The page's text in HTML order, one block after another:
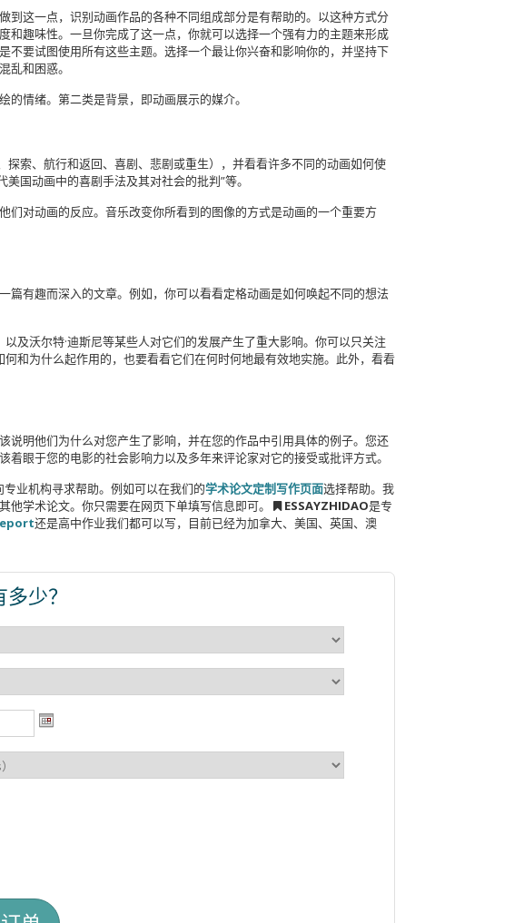
这一点，识别动画作品的各种不同组成部分是有帮助的。以这种方式分
趣味性。一旦你完成了这一点，你就可以选择一个强有力的主题来形成
要试图使用所有这些主题。选择一个最让你兴奋和影响你的，并坚持下
乱和困惑。
情绪。第二类是背景，即动画展示的媒介。
索、航行和返回、喜剧、悲剧或重生），并看看许多不同的动画如何使
国动画中的喜剧手法及其对社会的批判”等。
对动画的反应。音乐改变你所看到的图像的方式是动画的一个重要方
有趣而深入的文章。例如，你可以看看定格动画是如何唤起不同的想法
及沃尔特·迪斯尼等某些人对它们的发展产生了重大影响。你可以只关注
和为什么起作用的，也要看看它们在何时何地最有效地实施。此外，看看
明他们为什么对您产生了影响，并在您的作品中引用具体的例子。您还
眼于您的电影的社会影响力以及多年来评论家对它的接受或批评方式。
业机构寻求帮助。例如可以在我们的学术论文定制写作页面选择帮助。我
学术论文。你只需要在网页下单填写信息即可。
ESSAYZHIDAO是专
还是高中作业我们都可以写，目前已经为加拿大、美国、英国、澳
少？